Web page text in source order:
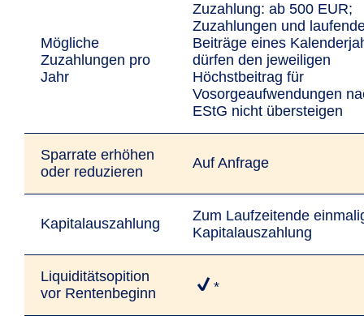
Mögliche
Zuzahlungen pro
Jahr
Zuzahlung: ab 500 EUR;
Zuzahlungen und
Beiträge eines
dürfen den jeweiligen
Höchstbeitrag für
Vosorgeaufwendungen
EStG nicht übersteigen
Sparrate erhöhen
oder reduzieren
Auf Anfrage
Kapitalauszahlung
Zum Laufzeitende
Kapitalauszahlung
Liquiditätsopition
vor Rentenbeginn
*